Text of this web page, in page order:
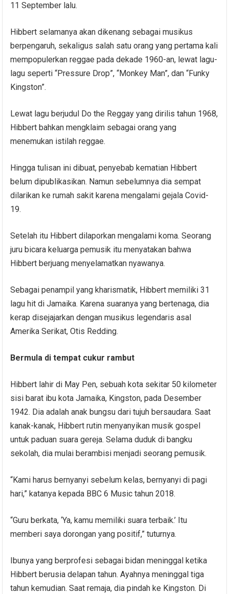
11 September lalu.
Hibbert selamanya akan dikenang sebagai musikus
berpengaruh, sekaligus salah satu orang yang pertama kali
mempopulerkan reggae pada dekade 1960-an, lewat lagu-
lagu seperti “Pressure Drop”, “Monkey Man”, dan “Funky
Kingston”.
Lewat lagu berjudul Do the Reggay yang dirilis tahun 1968,
Hibbert bahkan mengklaim sebagai orang yang
menemukan istilah reggae.
Hingga tulisan ini dibuat, penyebab kematian Hibbert
belum dipublikasikan. Namun sebelumnya dia sempat
dilarikan ke rumah sakit karena mengalami gejala Covid-
19.
Setelah itu Hibbert dilaporkan mengalami koma. Seorang
juru bicara keluarga pemusik itu menyatakan bahwa
Hibbert berjuang menyelamatkan nyawanya.
Sebagai penampil yang kharismatik, Hibbert memiliki 31
lagu hit di Jamaika. Karena suaranya yang bertenaga, dia
kerap disejajarkan dengan musikus legendaris asal
Amerika Serikat, Otis Redding.
Bermula di tempat cukur rambut
Hibbert lahir di May Pen, sebuah kota sekitar 50 kilometer
sisi barat ibu kota Jamaika, Kingston, pada Desember
1942. Dia adalah anak bungsu dari tujuh bersaudara. Saat
kanak-kanak, Hibbert rutin menyanyikan musik gospel
untuk paduan suara gereja. Selama duduk di bangku
sekolah, dia mulai berambisi menjadi seorang pemusik.
“Kami harus bernyanyi sebelum kelas, bernyanyi di pagi
hari,” katanya kepada BBC 6 Music tahun 2018.
“Guru berkata, ‘Ya, kamu memiliki suara terbaik.’ Itu
memberi saya dorongan yang positif,” tuturnya.
Ibunya yang berprofesi sebagai bidan meninggal ketika
Hibbert berusia delapan tahun. Ayahnya meninggal tiga
tahun kemudian. Saat remaja, dia pindah ke Kingston. Di